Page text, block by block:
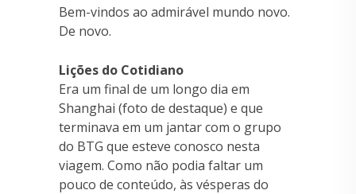
Bem-vindos ao admirável mundo novo.
De novo.
Lições do Cotidiano
Era um final de um longo dia em
Shanghai (foto de destaque) e que
terminava em um jantar com o grupo
do BTG que esteve conosco nesta
viagem. Como não podia faltar um
pouco de conteúdo, às vésperas do